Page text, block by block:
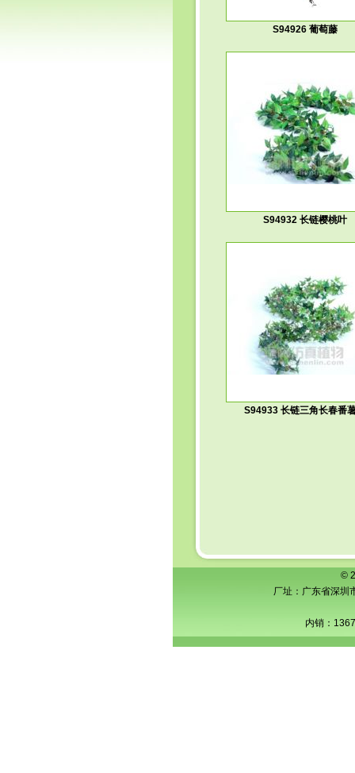
S94926 葡萄藤
S94932 长链樱桃叶
S94933 长链三角长春番
©
厂址：广东省深
内销：